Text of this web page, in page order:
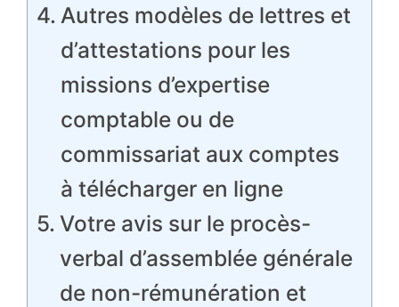
Autres modèles de lettres et
d’attestations pour les
missions d’expertise
comptable ou de
commissariat aux comptes
à télécharger en ligne
Votre avis sur le procès-
verbal d’assemblée générale
de non-rémunération et